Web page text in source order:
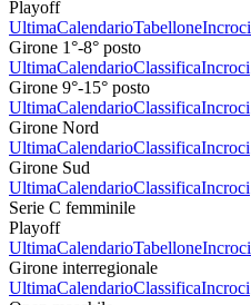
Playoff
UltimaCalendarioTabelloneIncroci
Girone 1°-8° posto
UltimaCalendarioClassificaIncroci
Girone 9°-15° posto
UltimaCalendarioClassificaIncroci
Girone Nord
UltimaCalendarioClassificaIncroci
Girone Sud
UltimaCalendarioClassificaIncroci
Serie C femminile
Playoff
UltimaCalendarioTabelloneIncroci
Girone interregionale
UltimaCalendarioClassificaIncroci